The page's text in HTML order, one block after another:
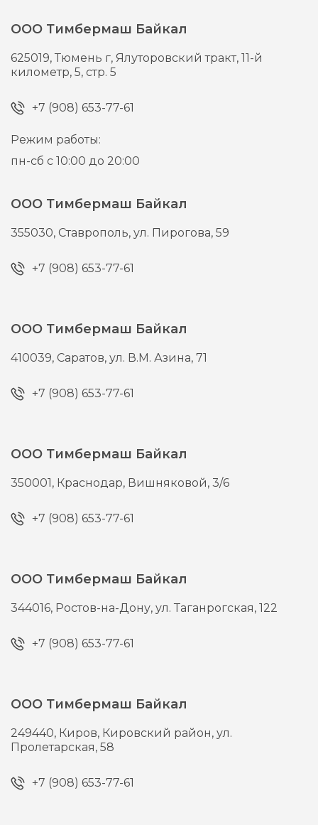
ООО Тимбермаш Байкал
625019,Тюмень г, Ялуторовский тракт, 11-й
километр, 5, стр. 5
+7 (908) 653-77-61
Режим работы:
пн-сб с 10:00 до 20:00
ООО Тимбермаш Байкал
355030, Ставрополь,ул. Пирогова, 59
+7 (908) 653-77-61
ООО Тимбермаш Байкал
410039, Саратов,ул. В.М. Азина, 71
+7 (908) 653-77-61
ООО Тимбермаш Байкал
350001, Краснодар, Вишняковой, 3/6
+7 (908) 653-77-61
ООО Тимбермаш Байкал
344016, Ростов-на-Дону,ул. Таганрогская, 122
+7 (908) 653-77-61
ООО Тимбермаш Байкал
249440, Киров, Кировский район, ул.
Пролетарская, 58
+7 (908) 653-77-61